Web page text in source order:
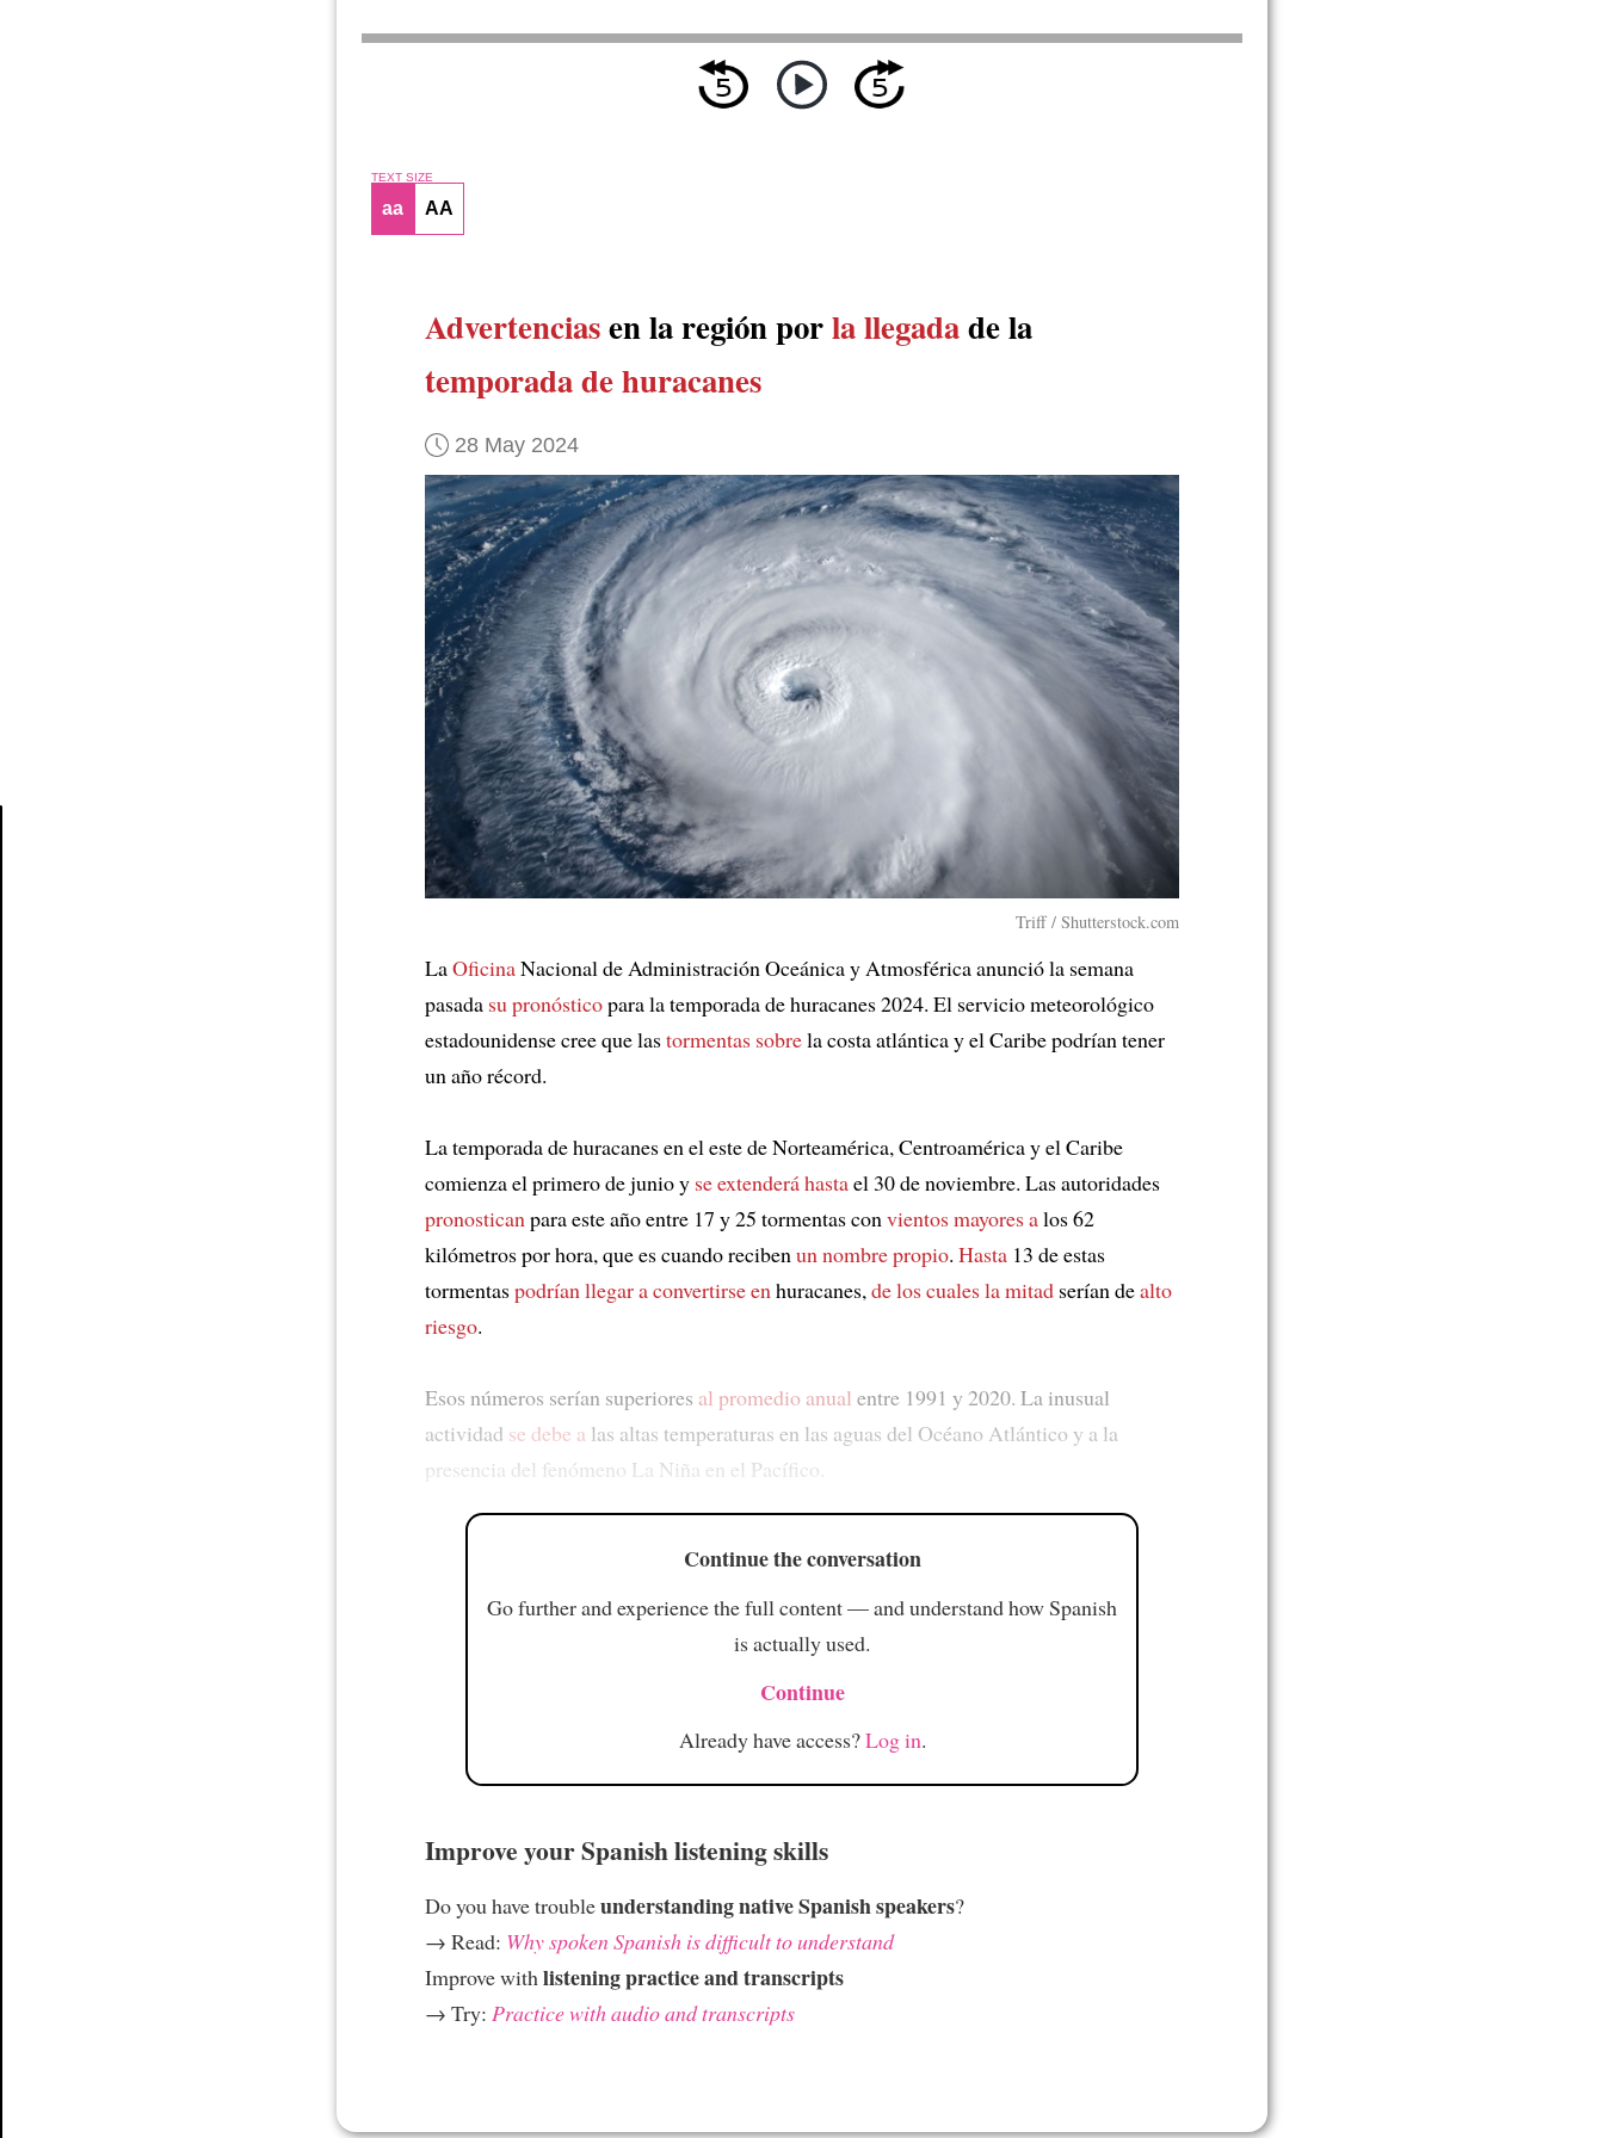
TEXT SIZE
aa AA
Advertenciasen la región porla llegadade la
temporada de huracanes
28 May 2024
Triff / Shutterstock.com
LaOficinaNacional de Administración Oceánica y Atmosférica anunció la semana
pasada su pronósticopara la temporada de huracanes 2024. El servicio meteorológico
estadounidense cree que lastormentas sobrela costa atlántica y el Caribe podrían tener
un año récord.
La temporada de huracanes en el este de Norteamérica, Centroamérica y el Caribe
comienza el primero de junio y se extenderá hastael 30 de noviembre. Las autoridades
pronosticanpara este año entre 17 y 25 tormentas convientos mayores alos 62
kilómetros por hora, que es cuando recibenun nombre propio. Hasta 13 de estas
tormentaspodrían llegar a convertirse enhuracanes,de los cuales la mitad serían dealto
riesgo.
Esos números serían superiores al promedio anual entre 1991 y 2020. La inusual
actividad se debe a las altas temperaturas en las aguas del Océano Atlántico y a la
presencia del fenómeno La Niña en el Pacífico.
Continue the conversation
Go further and experience the full content — and understand how Spanish
is actually used.
Continue
Already have access?Log in.
Improve your Spanish listening skills
Do you have troubleunderstanding native Spanish speakers?
→ Read: Why spoken Spanish is difficult to understand
Improve with listening practice and transcripts
→ Try: Practice with audio and transcripts